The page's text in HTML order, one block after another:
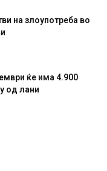
на злоупотреба во
ќе има 4.900
од лани